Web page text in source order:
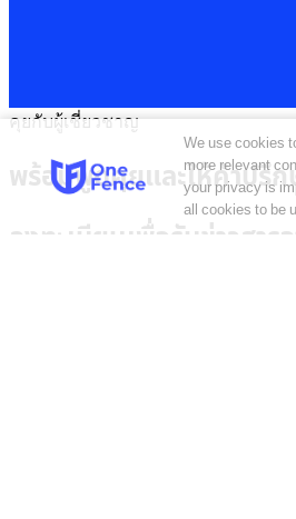
คุยกับผู้เชี่ยวชาญ
พร้อมพูดคุยและให้คำปรึก
ลงทะเบียนเพื่อรับข่าวสารจ
We use cookies
more relevant
your privacy is
all cookies to be